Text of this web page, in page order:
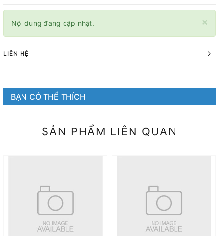
×
Nội dung đang cập nhật.
LIÊN HỆ
BẠN CÓ THỂ THÍCH
SẢN PHẨM LIÊN QUAN